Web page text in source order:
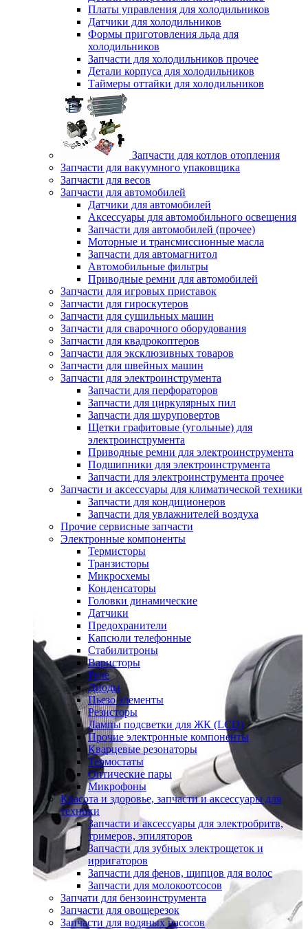
Платы управления для холодильников
Датчики для холодильников
Формы приготовления льда для
холодильников
Запчасти для холодильников прочее
Детали корпуса для холодильников
Таймеры оттайки для холодильников
Запчасти для котлов отопления
Запчасти для вакуумного упаковщика
Запчасти для весов
Запчасти для автомобилей
Датчики для автомобилей
Аксессуары для автомобильного освещения
Запчасти для автомобилей (прочее)
Моторные и трансмиссионные масла
Запчасти для автомагнитол
Автомобильные фильтры
Приводные ремни для автомобилей
Запчасти для игровых приставок
Запчасти для гироскутеров
Запчасти для сушильных машин
Запчасти для сварочного оборудования
Запчасти для квадрокоптеров
Запчасти для эксклюзивных товаров
Запчасти для швейных машин
Запчасти для электроинструмента
Запчасти для перфораторов
Запчасти для циркулярных пил
Запчасти для шуруповертов
Щетки графитовые (угольные) для
электроинструмента
Приводные ремни для электроинструмента
Подшипники для электроинструмента
Запчасти для электроинструмента прочее
Запчасти и аксессуары для климатической техники
Запчасти для кондиционеров
Запчасти для увлажнителей воздуха
Прочие сервисные запчасти
Электронные компоненты
Термисторы
Транзисторы
Микросхемы
Конденсаторы
Головки динамические
Датчики
Предохранители
Капсюли телефонные
Стабилитроны
Варисторы
Реле
Диоды
Пьезо элементы
Резисторы
Лампы подсветки для ЖК (LCD)
Прочие электронные компоненты
Кварцевые резонаторы
Термостаты
Оптические пары
Микрофоны
Красота и здоровье, запчасти и аксессуары для
техники
Запчасти и аксессуары для электробритв,
тримеров, эпиляторов
Запчасти для зубных электрощеток и
ирригаторов
Запчасти для фенов, щипцов для волос
Запчасти для молокоотсосов
Запчати для бензоинструмента
Запчасти для овощерезок
Запчасти для водяных насосов